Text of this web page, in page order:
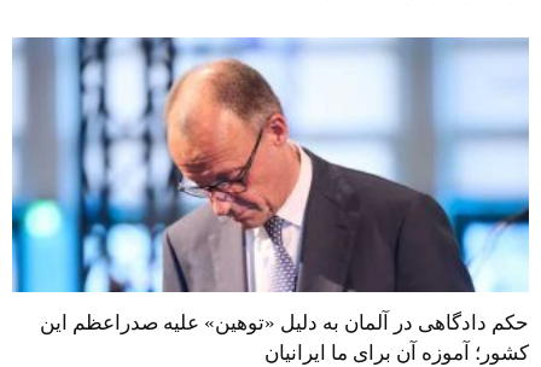
حکم دادگاهی در آلمان به دلیل «توهین» علیه صدراعظم این
کشور؛ آموزه آن برای ما ایرانیان